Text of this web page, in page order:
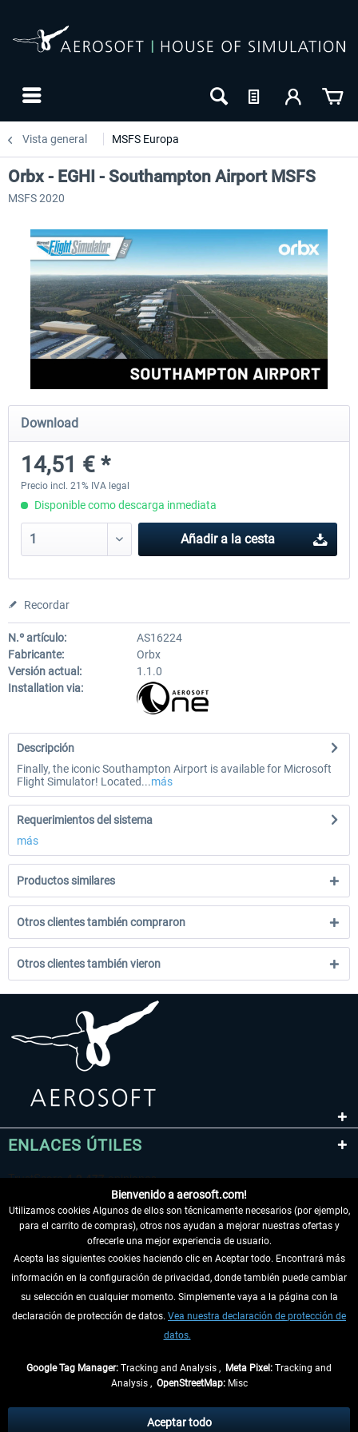
Vista general MSFS Europa
Aerosoft Mega Airport Brussels
25,37 € *
Orbx - EGHI - Southampton Airport MSFS
MSFS 2020
Download
14,51 € *
Precio incl. 21% IVA legal
Disponible como descarga inmediata
Añadir a la cesta
Recordar
N.º artículo:
AS16224
Fabricante:
Orbx
Versión actual:
1.1.0
Installation via:
Descripción
Finally, the iconic Southampton Airport is available for Microsoft
Flight Simulator! Located...más
Requerimientos del sistema
más
Productos similares
Otros clientes también compraron
Otros clientes también vieron
ENLACES ÚTILES
DESISTIR DEL CONTRATO
INFORMACIÓN
tasas de recepción si no se describe lo contrario
Bienvenido a aerosoft.com!
Utilizamos cookies Algunos de ellos son técnicamente necesarios (por ejemplo,
para el carrito de compras), otros nos ayudan a mejorar nuestras ofertas y
ofrecerle una mejor experiencia de usuario.
Acepta las siguientes cookies haciendo clic en Aceptar todo. Encontrará más
información en la configuración de privacidad, donde también puede cambiar
su selección en cualquier momento. Simplemente vaya a la página con la
declaración de protección de datos. Vea nuestra declaración de protección de
datos.
Google Tag Manager: Tracking and Analysis , Meta Pixel: Tracking and
Analysis , OpenStreetMap:Misc
Aceptar todo